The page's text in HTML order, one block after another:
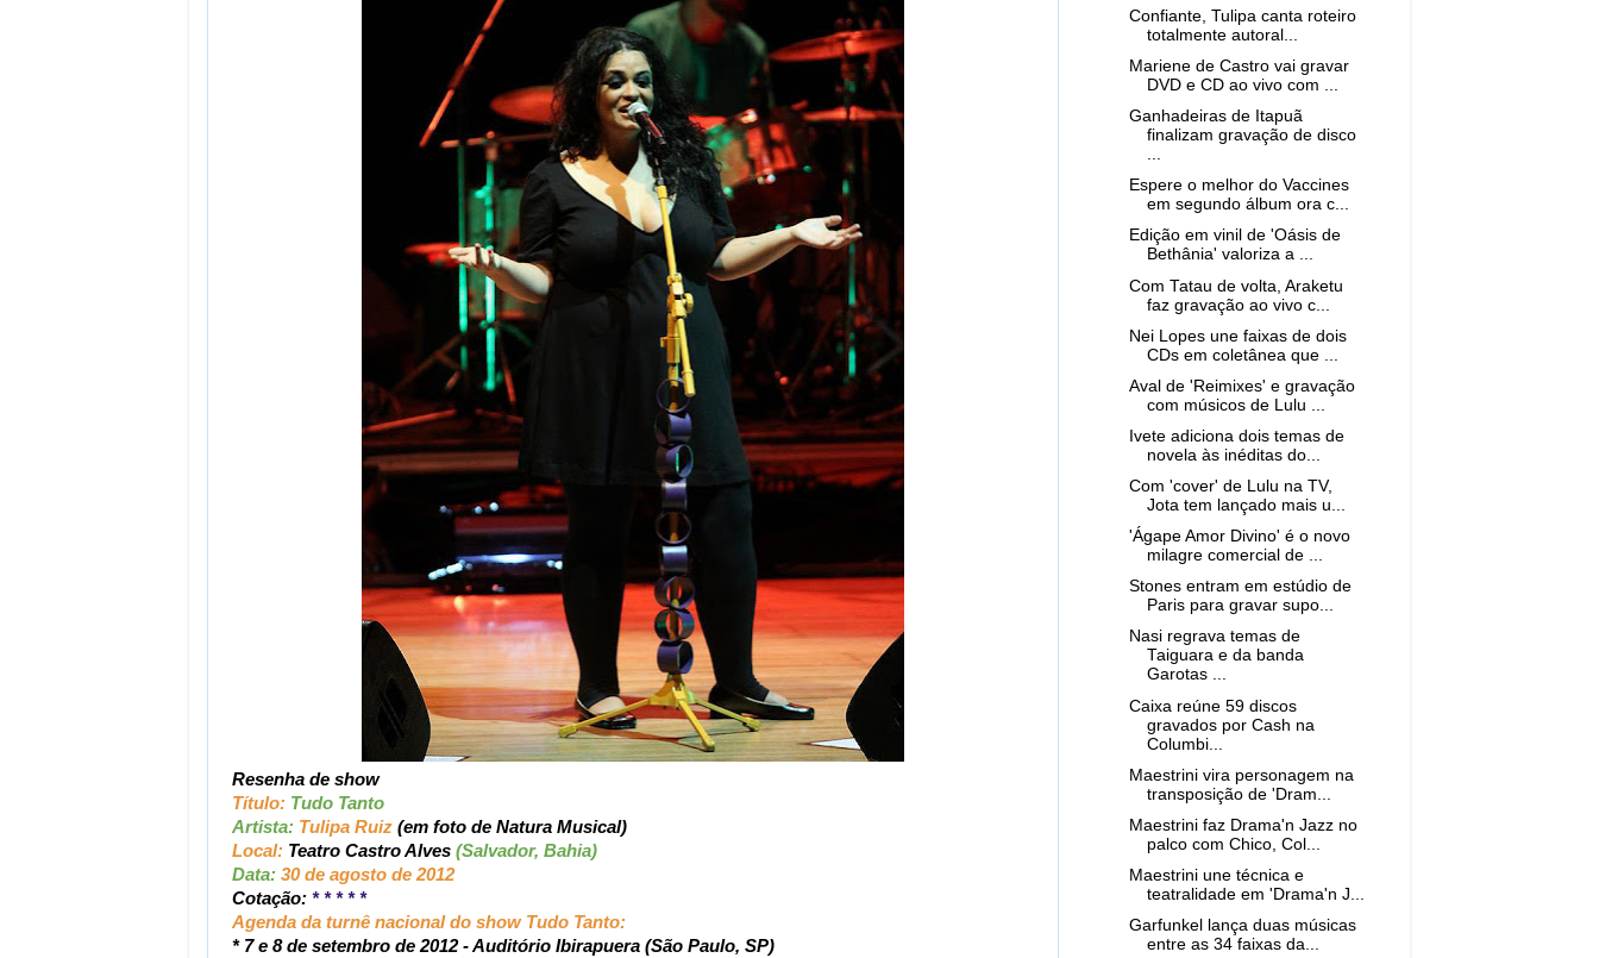
Resenha de show
Título: Tudo Tanto
Artista: Tulipa Ruiz (em foto de Natura Musical)
Local: Teatro Castro Alves (Salvador, Bahia)
Data: 30 de agosto de 2012
Cotação: * * * * *
Agenda da turnê nacional do show Tudo Tanto:
* 7 e 8 de setembro de 2012 - Auditório Ibirapuera (São Paulo, SP)
Confiante, Tulipa canta roteiro
totalmente autoral...
Mariene de Castro vai gravar
DVD e CD ao vivo com ...
Ganhadeiras de Itapuã
finalizam gravação de disco
...
Espere o melhor do Vaccines
em segundo álbum ora c...
Edição em vinil de 'Oásis de
Bethânia' valoriza a ...
Com Tatau de volta, Araketu
faz gravação ao vivo c...
Nei Lopes une faixas de dois
CDs em coletânea que ...
Aval de 'Reimixes' e gravação
com músicos de Lulu ...
Ivete adiciona dois temas de
novela às inéditas do...
Com 'cover' de Lulu na TV,
Jota tem lançado mais u...
'Ágape Amor Divino' é o novo
milagre comercial de ...
Stones entram em estúdio de
Paris para gravar supo...
Nasi regrava temas de
Taiguara e da banda
Garotas ...
Caixa reúne 59 discos
gravados por Cash na
Columbi...
Maestrini vira personagem na
transposição de 'Dram...
Maestrini faz Drama'n Jazz no
palco com Chico, Col...
Maestrini une técnica e
teatralidade em 'Drama'n J...
Garfunkel lança duas músicas
entre as 34 faixas da...